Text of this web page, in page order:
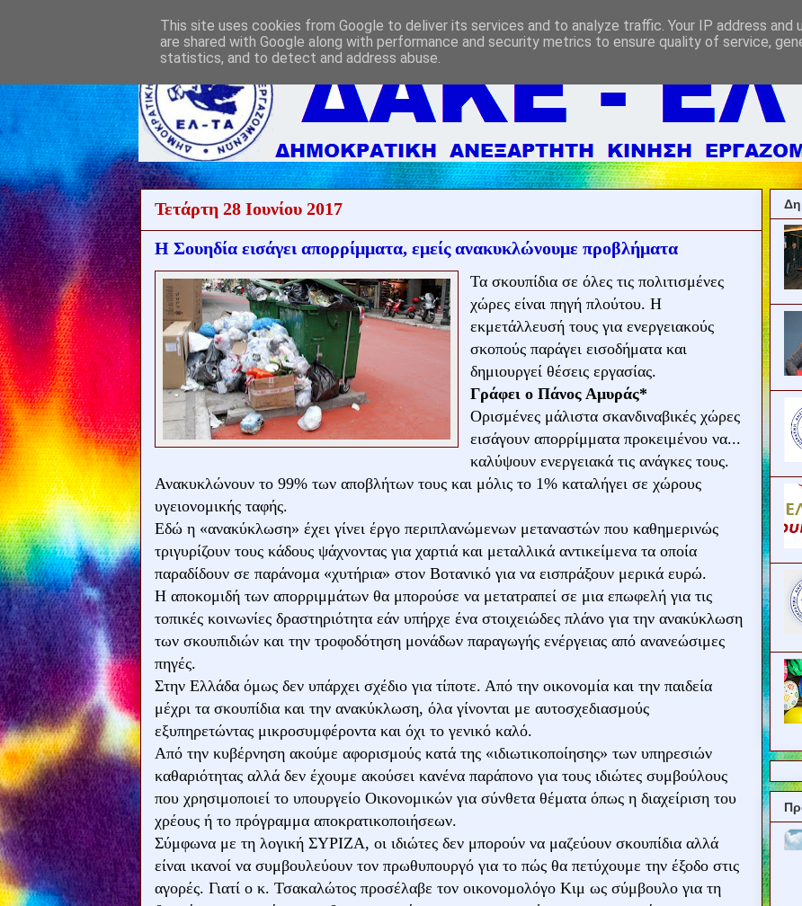
Τετάρτη 28 Ιουνίου 2017
Η Σουηδία εισάγει απορρίμματα, εμείς ανακυκλώνουμε προβλήματα
Τα σκουπίδια σε όλες τις πολιτισμένες
χώρες είναι πηγή πλούτου. Η
εκμετάλλευσή τους για ενεργειακούς
σκοπούς παράγει εισοδήματα και
δημιουργεί θέσεις εργασίας.
Γράφει ο Πάνος Αμυράς*
Ορισμένες μάλιστα σκανδιναβικές χώρες
εισάγουν απορρίμματα προκειμένου να...
καλύψουν ενεργειακά τις ανάγκες τους.
Ανακυκλώνουν το 99% των αποβλήτων τους και μόλις το 1% καταλήγει σε χώρους
υγειονομικής ταφής.
Εδώ η «ανακύκλωση» έχει γίνει έργο περιπλανώμενων μεταναστών που καθημερινώς
τριγυρίζουν τους κάδους ψάχνοντας για χαρτιά και μεταλλικά αντικείμενα τα οποία
παραδίδουν σε παράνομα «χυτήρια» στον Βοτανικό για να εισπράξουν μερικά ευρώ.
Η αποκομιδή των απορριμμάτων θα μπορούσε να μετατραπεί σε μια επωφελή για τις
τοπικές κοινωνίες δραστηριότητα εάν υπήρχε ένα στοιχειώδες πλάνο για την ανακύκλωση
των σκουπιδιών και την τροφοδότηση μονάδων παραγωγής ενέργειας από ανανεώσιμες
πηγές.
Στην Ελλάδα όμως δεν υπάρχει σχέδιο για τίποτε. Από την οικονομία και την παιδεία
μέχρι τα σκουπίδια και την ανακύκλωση, όλα γίνονται με αυτοσχεδιασμούς
εξυπηρετώντας μικροσυμφέροντα και όχι το γενικό καλό.
Από την κυβέρνηση ακούμε αφορισμούς κατά της «ιδιωτικοποίησης» των υπηρεσιών
καθαριότητας αλλά δεν έχουμε ακούσει κανένα παράπονο για τους ιδιώτες συμβούλους
που χρησιμοποιεί το υπουργείο Οικονομικών για σύνθετα θέματα όπως η διαχείριση του
χρέους ή το πρόγραμμα αποκρατικοποιήσεων.
Σύμφωνα με τη λογική ΣΥΡΙΖΑ, οι ιδιώτες δεν μπορούν να μαζεύουν σκουπίδια αλλά
είναι ικανοί να συμβουλεύουν τον πρωθυπουργό για το πώς θα πετύχουμε την έξοδο στις
αγορές. Γιατί ο κ. Τσακαλώτος προσέλαβε τον οικονομολόγο Κιμ ως σύμβουλο για τη
This site uses cookies from Google to deliver its services and to analyze traffic. Your IP address and
are shared with Google along with performance and security metrics to ensure quality of service,
statistics, and to detect and address abuse.